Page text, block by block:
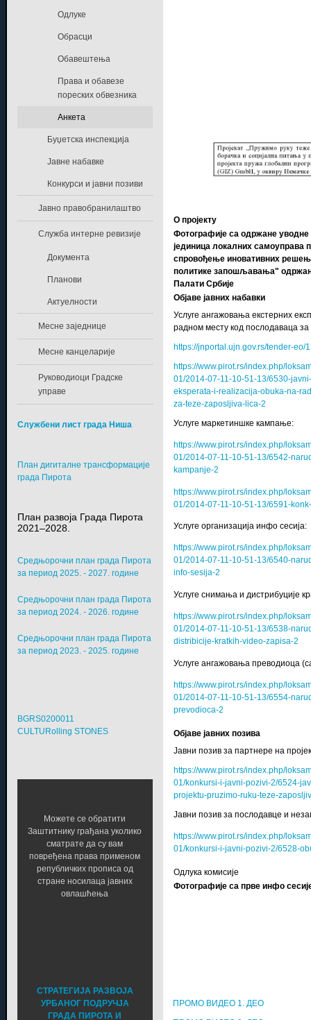
О пројекту
Фотографије са одржане
јединица локалних самоуправа
спровођење иновативних
политике запошљавања"
Палати Србије
Објаве јавних набавки
Услуге ангажовања екстерних
радном месту код послодаваца
https://jnportal.ujn.gov.rs/tender-eo/
https://www.pirot.rs/index.php/
01/2014-07-11-10-51-13/6530-
eksperata-i-realizacija-obuka-na-
za-teze-zaposljiva-lica-2
Услуге маркетиншке кампање:
https://www.pirot.rs/index.php/
01/2014-07-11-10-51-13/6542-
kampanje-2
https://www.pirot.rs/index.php/
01/2014-07-11-10-51-13/6591-
Услуге организација инфо сесија:
https://www.pirot.rs/index.php/
01/2014-07-11-10-51-13/6540-
info-sesija-2
Услуге снимања и дистрибуције
https://www.pirot.rs/index.php/
01/2014-07-11-10-51-13/6538-
distribicije-kratkih-video-zapisa-2
Услуге ангажовања преводиоца
https://www.pirot.rs/index.php/
01/2014-07-11-10-51-13/6554-
prevodioca-2
Објаве јавних позива
Јавни позив за партнере на
https://www.pirot.rs/index.php/
01/konkursi-i-javni-pozivi-2/6524-
projektu-pruzimo-ruku-teze-
Јавни позив за послодавце и
https://www.pirot.rs/index.php/
01/konkursi-i-javni-pozivi-2/6528-
Одлука комисије
Фотографије са прве инфо
ПРОМО ВИДЕО 1. ДЕО
Одлуке
Обрасци
Обавештења
Права и обавезе
пореских обвезника
Анкета
Буџетска инспекција
Јавне набавке
Конкурси и јавни позиви
Јавно правобранилаштво
Служба интерне ревизије
Документа
Планови
Актуелности
Месне заједнице
Месне канцеларије
Руководиоци Градске
управе
Службени лист града Ниша
План дигиталне трансформације
града Пирота
План развоја Града Пирота
2021–2028.
Средњорочни план града Пирота
за период 2025. - 2027. године
Средњорочни план града Пирота
за период 2024. - 2026. године
Средњорочни план града Пирота
за период 2023. - 2025. године
BGRS0200011
CULTURolling STONES
Можете се обратити
Заштитнику грађана уколико
сматрате да су вам
повређена права применом
републичких прописа од
стране носилаца јавних
овлашћења
СТРАТЕГИЈА РАЗВОЈА
УРБАНОГ ПОДРУЧЈА
ГРАДА ПИРОТА И